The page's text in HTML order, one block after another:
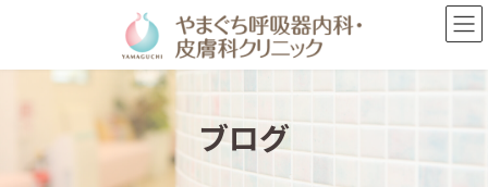
ン
ー
ブログ